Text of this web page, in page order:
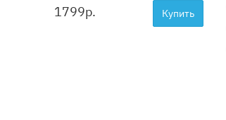
1799р. Купить